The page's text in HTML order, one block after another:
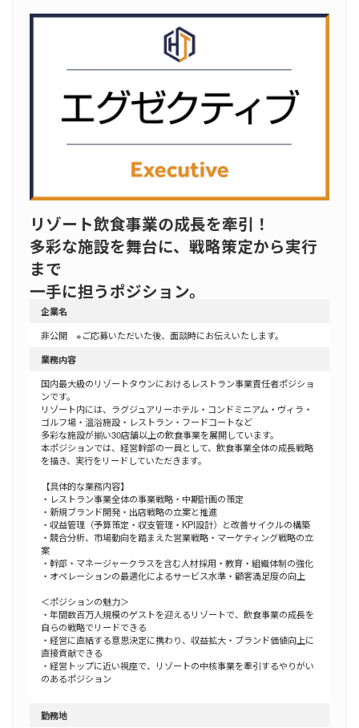
リゾート飲食事業の成長を牽引！
多彩な施設を舞台に、戦略策定から実行
まで
一手に担うポジション。
企業名
非公開 ※ご応募いただいた後、面談時にお伝えいたします。
業務内容
国内最大級のリゾートタウンにおけるレストラン事業責任者ポジショ
ンです。
リゾート内には、ラグジュアリーホテル・コンドミニアム・ヴィラ・
ゴルフ場・温浴施設・レストラン・フードコートなど
多彩な施設が揃い30店舗以上の飲食事業を展開しています。
本ポジションでは、経営幹部の一員として、飲食事業全体の成長戦略
を描き、実行をリードしていただきます。
【具体的な業務内容】
・レストラン事業全体の事業戦略・中期計画の策定
・新規ブランド開発・出店戦略の立案と推進
・収益管理（予算策定・収支管理・KPI設計）と改善サイクルの構築
・競合分析、市場動向を踏まえた営業戦略・マーケティング戦略の立
案
・幹部・マネージャークラスを含む人材採用・教育・組織体制の強化
・オペレーションの最適化によるサービス水準・顧客満足度の向上
＜ポジションの魅力＞
・年間数百万人規模のゲストを迎えるリゾートで、飲食事業の成長を
自らの戦略でリードできる
・経営に直結する意思決定に携わり、収益拡大・ブランド価値向上に
直接貢献できる
・経営トップに近い視座で、リゾートの中核事業を牽引するやりがい
のあるポジション
勤務地